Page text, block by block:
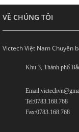
VỀ CHÚNG TÔI
Victech Việt Nam Chuyên
Khu 3, Thành phố
Tel:0783.168.768
Fax:0783.168.768